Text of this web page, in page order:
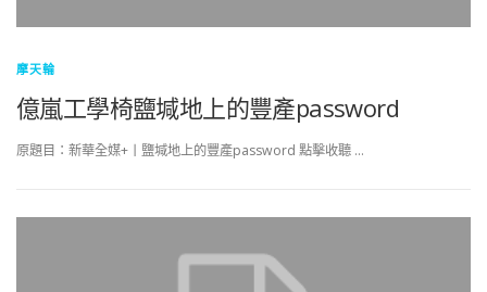
摩天輪
億嵐工學椅鹽堿地上的豐產password
原題目：新華全媒+丨鹽堿地上的豐產password 點擊收聽 …